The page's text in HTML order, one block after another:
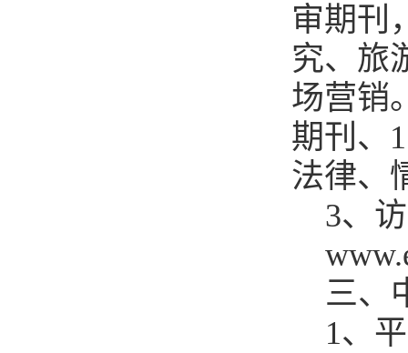
审期刊
究、旅
场营销
期刊、
法律、
3、
三、
1、